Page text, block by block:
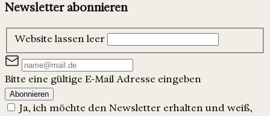
Newsletter abonnieren
Website lassen leer
Bitte eine gültige E-Mail Adresse eingeben
Abonnieren
Ja, ich möchte den Newsletter erhalten und weiß,